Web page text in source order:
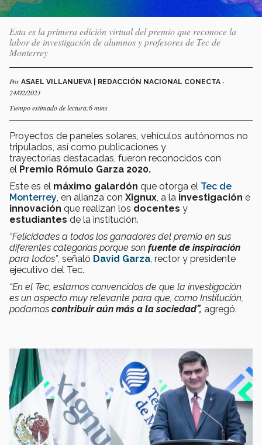
Esta es la primera edición virtual del premio que reconoce la
labor de investigación de alumnos y profesores de Tec de
Monterrey
Por ASAEL VILLANUEVA | REDACCIÓN NACIONAL CONECTA -
24/02/2021
Tiempo estimado de lectura:6 mins
Proyectos de paneles solares, vehículos autónomos no
tripulados, así como publicaciones y
trayectorias destacadas, fueron reconocidos con
el Premio Rómulo Garza 2020.
Este es el máximo galardón que otorga el Tec de
Monterrey , en alianza con Xignux , a la investigación e
innovación que realizan los docentes y
estudiantes de la institución.
“Felicidades a todos los ganadores del premio en sus
diferentes categorías porque son fuente de inspiración
para todos”, señaló David Garza , rector y presidente
ejecutivo del Tec.
“En el Tec, estamos convencidos de que la investigación
es un aspecto muy relevante para que, como Institución,
podamos contribuir aún más a la sociedad”, agregó.